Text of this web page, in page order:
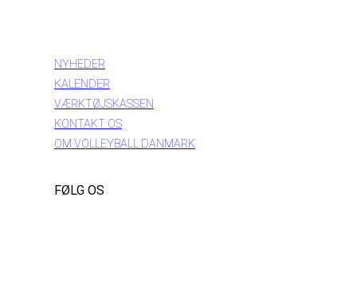
NYHEDER
KALENDER
VÆRKTØJSKASSEN
KONTAKT OS
OM VOLLEYBALL DANMARK
FØLG OS